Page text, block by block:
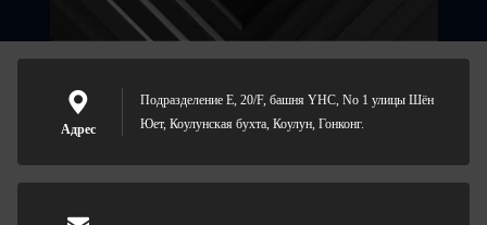
Адрес
Подразделение E, 20/F, башня YHC, No 1 улицы Шён
Юет, Коулунская бухта, Коулун, Гонконг.